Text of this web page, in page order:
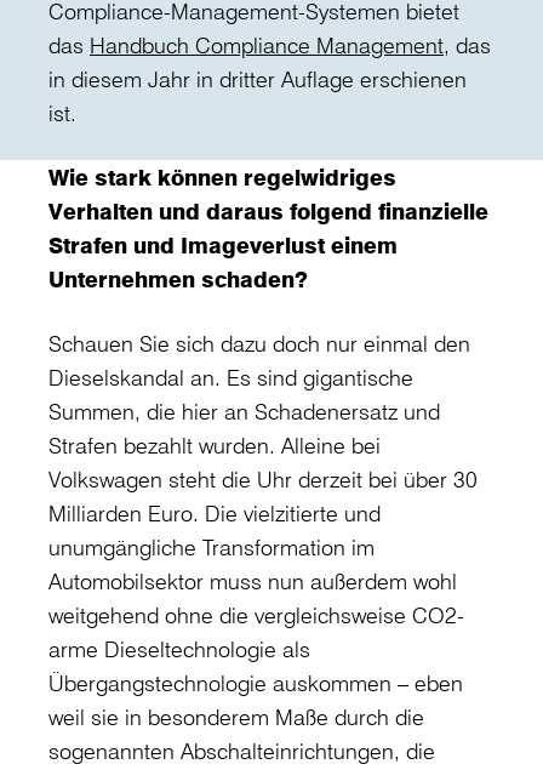
Compliance-Management-Systemen bietet
das Handbuch Compliance Management, das
in diesem Jahr in dritter Auflage erschienen
ist.
Wie stark können regelwidriges
Verhalten und daraus folgend finanzielle
Strafen und Imageverlust einem
Unternehmen schaden?
Schauen Sie sich dazu doch nur einmal den
Dieselskandal an. Es sind gigantische
Summen, die hier an Schadenersatz und
Strafen bezahlt wurden. Alleine bei
Volkswagen steht die Uhr derzeit bei über 30
Milliarden Euro. Die vielzitierte und
unumgängliche Transformation im
Automobilsektor muss nun außerdem wohl
weitgehend ohne die vergleichsweise CO2-
arme Dieseltechnologie als
Übergangstechnologie auskommen – eben
weil sie in besonderem Maße durch die
sogenannten Abschalteinrichtungen, die